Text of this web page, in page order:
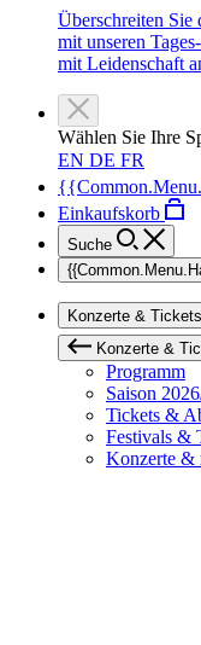
Überschreiten Sie
mit unseren
mit Leidenschaft
Wählen Sie Ihre
EN DE FR
Einkaufskorb
Suche
Konzerte & Tickets
Konzerte &
Programm
Saison
Tickets &
Festivals &
Konzerte &